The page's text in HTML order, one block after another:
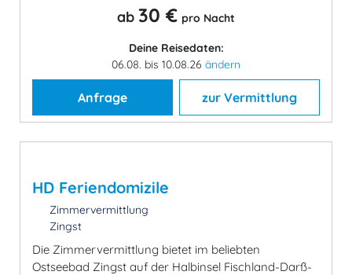
ab 30 € pro Nacht
Deine Reisedaten:
06.08. bis 10.08.26 ändern
Anfrage zur Vermittlung
HD Feriendomizile
Zimmervermittlung
Zingst
Die Zimmervermittlung bietet im beliebten
Ostseebad Zingst auf der Halbinsel Fischland-Darß-